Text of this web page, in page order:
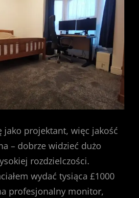
jako projektant, więc jakość
– dobrze widzieć dużo
rozdzielczości.
wydać tysiąca £1000
profesjonalny monitor,